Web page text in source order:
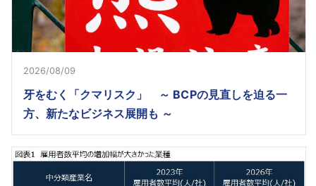
2026/08/09
牙をむく「クマリスク」 ～ BCPの見直しを迫る一
方、新たなビジネス展開も ～